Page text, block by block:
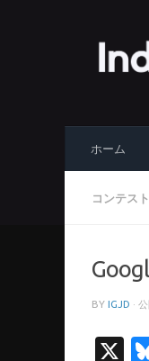
ホーム
コンテスト
BY IGJD ·
X